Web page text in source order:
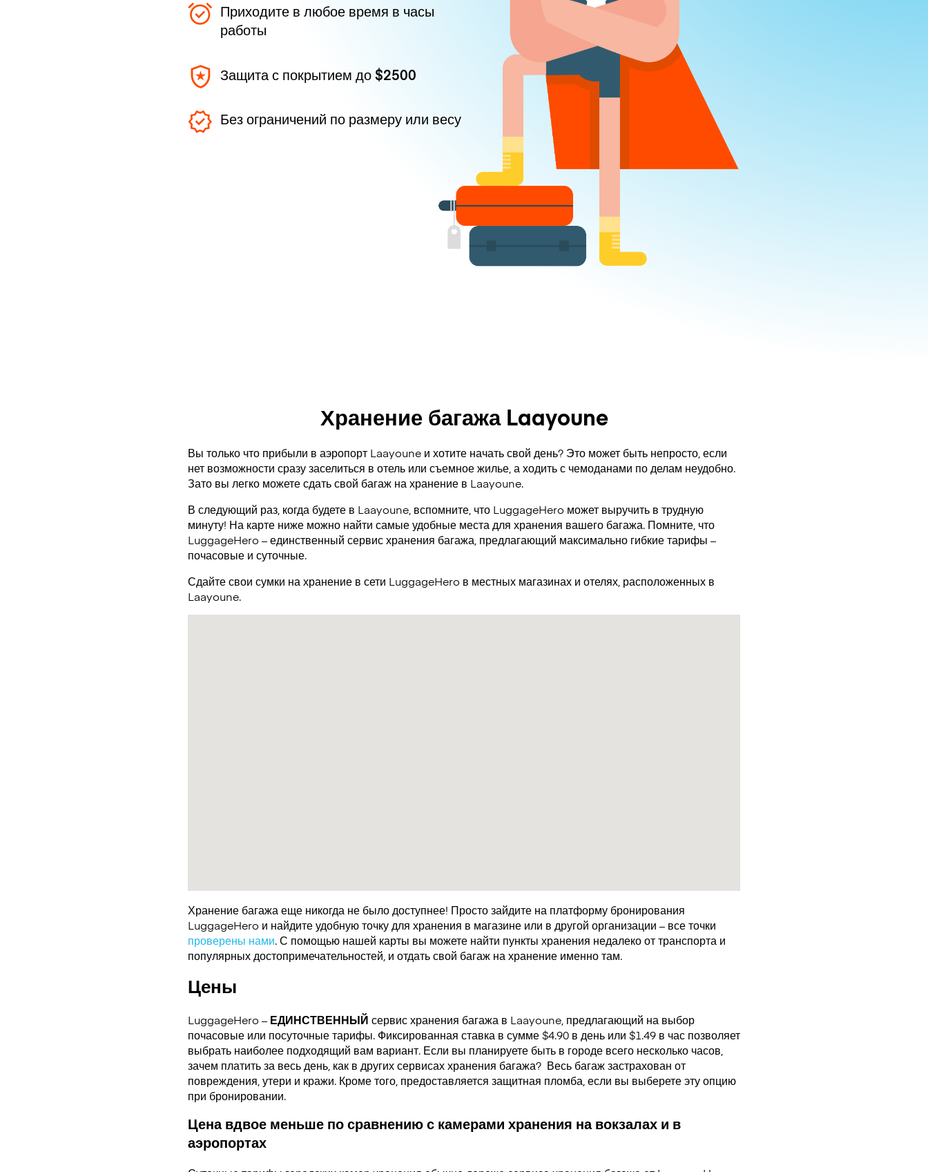
Приходите в любое время в часы
работы
Защита с покрытием до$2500
Без ограничений по размеру или весу
Хранение багажа Laayoune
Вы только что прибыли в аэропорт Laayoune и хотите начать свой день? Это может быть непросто, если
нет возможности сразу заселиться в отель или съемное жилье, а ходить с чемоданами по делам неудобно.
Зато вы легко можете сдать свой багаж на хранение в Laayoune.
В следующий раз, когда будете в Laayoune, вспомните, что LuggageHero может выручить в трудную
минуту! На карте ниже можно найти самые удобные места для хранения вашего багажа. Помните, что
LuggageHero – единственный сервис хранения багажа, предлагающий максимально гибкие тарифы –
почасовые и суточные.
Сдайте свои сумки на хранение в сети LuggageHero в местных магазинах и отелях, расположенных в
Laayoune.
Хранение багажа еще никогда не было доступнее! Просто зайдите на платформу бронирования
LuggageHero и найдите удобную точку для хранения в магазине или в другой организации – все точки
проверены нами. С помощью нашей карты вы можете найти пункты хранения недалеко от транспорта и
популярных достопримечательностей, и отдать свой багаж на хранение именно там.
Цены
LuggageHero – ЕДИНСТВЕННЫЙ сервис хранения багажа в Laayoune, предлагающий на выбор
почасовые или посуточные тарифы. Фиксированная ставка в сумме $4.90 в день или $1.49 в час позволяет
выбрать наиболее подходящий вам вариант. Если вы планируете быть в городе всего несколько часов,
зачем платить за весь день, как в других сервисах хранения багажа? Весь багаж застрахован от
повреждения, утери и кражи. Кроме того, предоставляется защитная пломба, если вы выберете эту опцию
при бронировании.
Цена вдвое меньше по сравнению с камерами хранения на вокзалах и в
аэропортах